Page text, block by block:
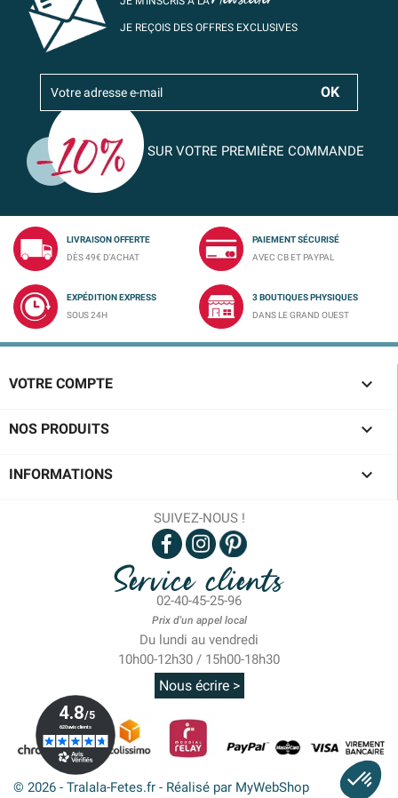
JE REÇOIS DES OFFRES EXCLUSIVES
SUR VOTRE PREMIÈRE COMMANDE
LIVRAISON OFFERTE
DÈS 49€ D'ACHAT
PAIEMENT SÉCURISÉ
AVEC CB ET PAYPAL
EXPÉDITION EXPRESS
SOUS 24H
3 BOUTIQUES PHYSIQUES
DANS LE GRAND OUEST
VOTRE COMPTE 
NOS PRODUITS 
INFORMATIONS 
SUIVEZ-NOUS !
Service clients
02-40-45-25-96
Prix d'un appel local
Du lundi au vendredi
10h00-12h30 / 15h00-18h30
Nous écrire >
© 2026 - Tralala-Fetes.fr - Réalisé par MyWebShop